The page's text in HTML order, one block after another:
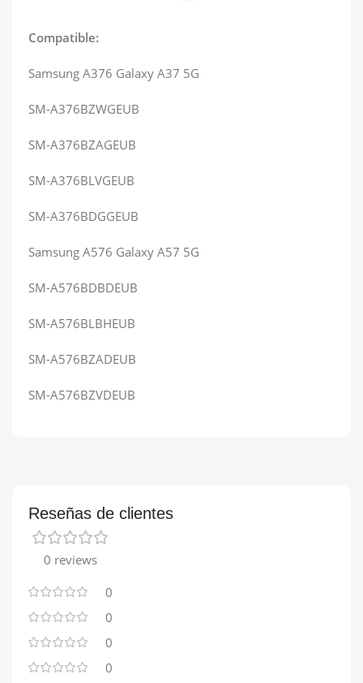
Compatible:
Samsung A376 Galaxy A37 5G
SM-A376BZWGEUB
SM-A376BZAGEUB
SM-A376BLVGEUB
SM-A376BDGGEUB
Samsung A576 Galaxy A57 5G
SM-A576BDBDEUB
SM-A576BLBHEUB
SM-A576BZADEUB
SM-A576BZVDEUB
Reseñas de clientes
0 reviews
0
0
0
0